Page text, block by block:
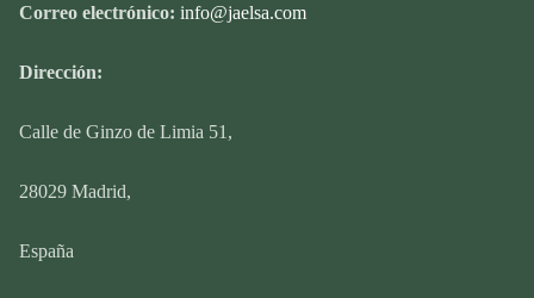
Correo electrónico: info@jaelsa.com
Dirección:
Calle de Ginzo de Limia 51,
28029 Madrid,
España